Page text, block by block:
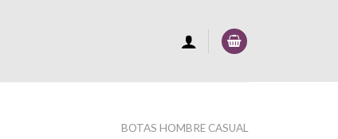
BOTAS HOMBRE CASUAL